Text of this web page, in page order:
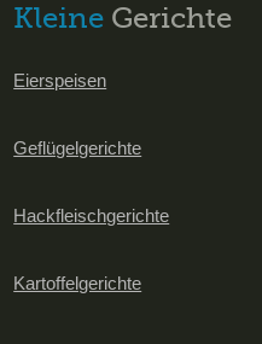
Kleine Gerichte
Eierspeisen
Geflügelgerichte
Hackfleischgerichte
Kartoffelgerichte